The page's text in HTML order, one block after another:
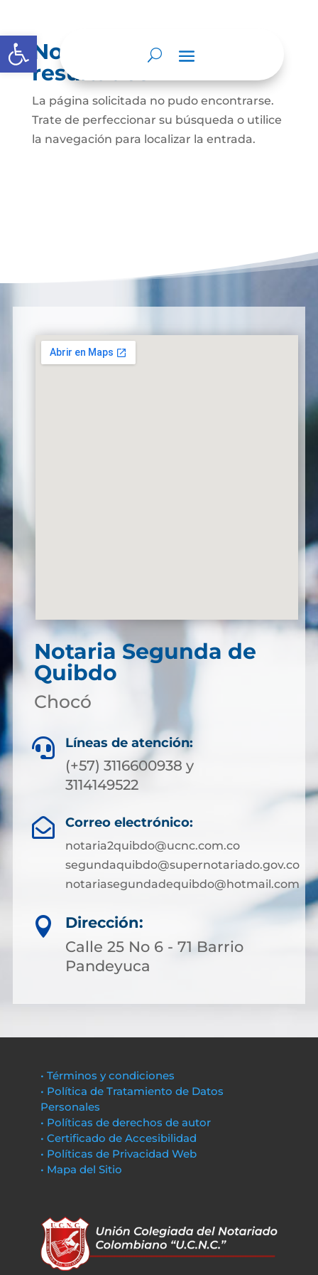
Abrir barra de herramientas
No se encontraron
resultados
La página solicitada no pudo encontrarse.
Trate de perfeccionar su búsqueda o utilice
la navegación para localizar la entrada.
Notaria Segunda de
Quibdo
Chocó
 Líneas de atención:
(+57) 3116600938 y
3114149522
 Correo electrónico:
notaria2quibdo@ucnc.com.co
segundaquibdo@supernotariado.gov.co
notariasegundadequibdo@hotmail.com

Dirección:
Calle 25 No 6 - 71 Barrio
Pandeyuca
• Términos y condiciones
• Política de Tratamiento de Datos
Personales
• Políticas de derechos de autor
• Certificado de Accesibilidad
• Políticas de Privacidad Web
• Mapa del Sitio